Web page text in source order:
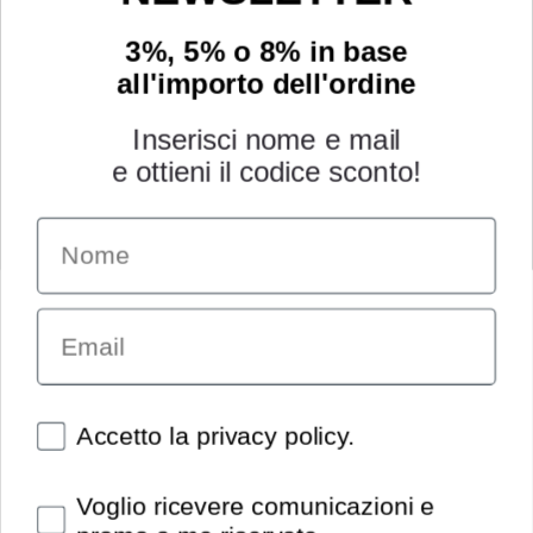
INFORMAZIONI
Chi siamo
Condizioni generali
Garanzia
Richiesta assistenza tecnica
Pagamenti e spedizioni
Utilizzo dei cookies
3%, 5% o 8% in base
all'importo dell'ordine
Inserisci nome e mail
e ottieni il codice sconto!
Name
Email
Spunte obbligatorie
Accetto la privacy policy.
Spunte obbligatorie
Voglio ricevere comunicazioni e